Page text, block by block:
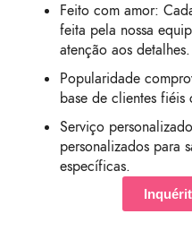
Feito com amor:
feita pela nossa
atenção aos detalhes.
Popularidade
base de clientes
Serviço
personalizados para
específicas.